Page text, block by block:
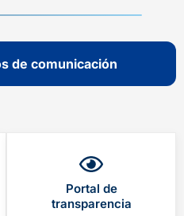
de comunicación
Portal de
transparencia